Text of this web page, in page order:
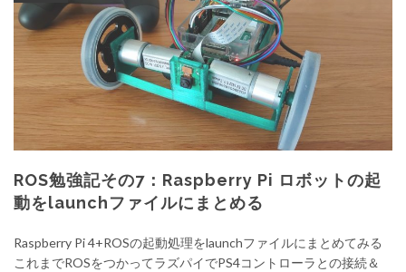
ROS勉強記その7：Raspberry Pi ロボットの起
動をlaunchファイルにまとめる
Raspberry Pi 4+ROSの起動処理をlaunchファイルにまとめてみる
これまでROSをつかってラズパイでPS4コントローラとの接続＆